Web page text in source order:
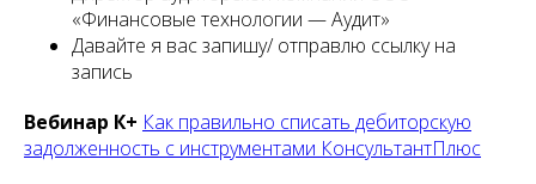
«Финансовые технологии — Аудит»
Давайте я вас запишу/ отправлю ссылку на
запись
Вебинар К+ Как правильно списать дебиторскую
задолженность с инструментами КонсультантПлюс